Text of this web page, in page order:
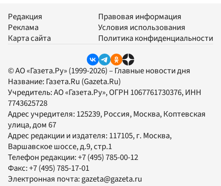
Редакция
Реклама
Карта сайта
Правовая информация
Условия использования
Политика конфиденциальности
© АО «Газета.Ру» (1999-2026) – Главные новости дня
Название: Газета.Ru (Gazeta.Ru)
Учредитель:АО «Газета.Ру», ОГРН 1067761730376, ИНН
7743625728
Адрес учредителя: 125239, Россия, Москва, Коптевская
улица, дом 67
Адрес редакции и издателя: 117105, г. Москва,
Варшавское шоссе, д.9, стр.1
Телефон редакции:+7 (495) 785-00-12
Факс:+7 (495) 785-17-01
Электронная почта:gazeta@gazeta.ru